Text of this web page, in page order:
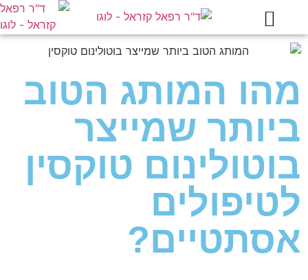
מהו המותג הטוב
ביותר שמייצר
בוטולינום טוקסין
לטיפולים
אסתטיים?